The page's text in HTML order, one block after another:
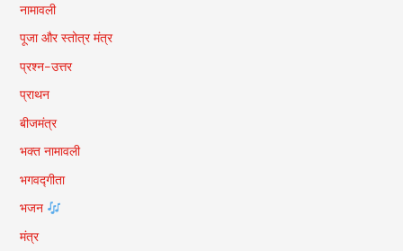
नामावली
पूजा और स्तोत्र मंत्र
प्रश्न-उत्तर
प्राथन
बीजमंत्र
भक्त नामावली
भगवद्गीता
भजन
मंत्र